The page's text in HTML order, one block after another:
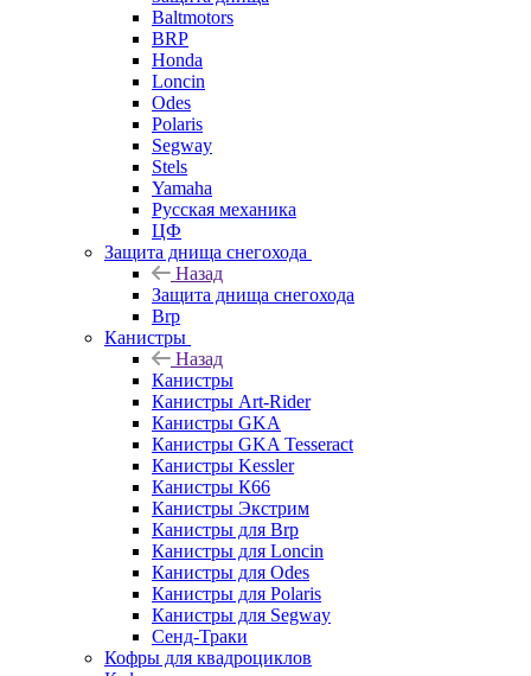
Baltmotors
BRP
Honda
Loncin
Odes
Polaris
Segway
Stels
Yamaha
Русская механика
ЦФ
Защита днища снегохода
Назад
Защита днища снегохода
Brp
Канистры
Назад
Канистры
Канистры Art-Rider
Канистры GKA
Канистры GKA Tesseract
Канистры Kessler
Канистры К66
Канистры Экстрим
Канистры для Brp
Канистры для Loncin
Канистры для Odes
Канистры для Polaris
Канистры для Segway
Сенд-Траки
Кофры для квадроциклов